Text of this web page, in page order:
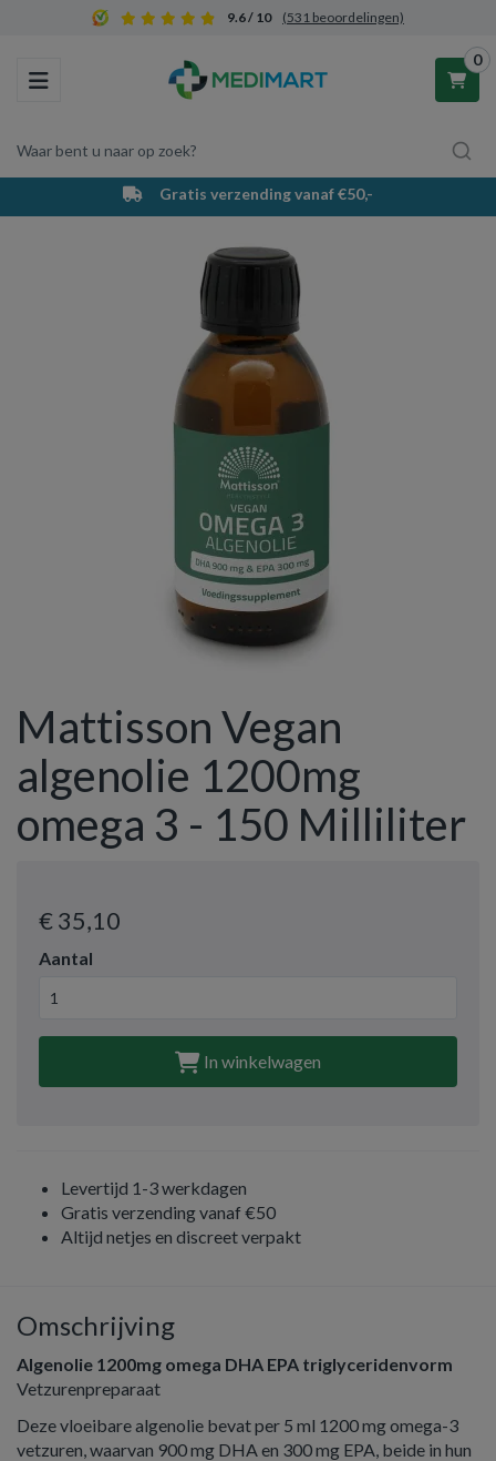
9.6 / 10 (531 beoordelingen)
Toggle navigation
Waar bent u naar op zoek?
0
Winkelwagen
Uw winkelwagen is leeg.
Vul hem met producten.
Gratis verzending vanaf €50,-
Mattisson Vegan
algenolie 1200mg
omega 3 - 150 Milliliter
€ 35,10
Aantal
In winkelwagen
Levertijd 1-3 werkdagen
Gratis verzending vanaf €50
Altijd netjes en discreet verpakt
Omschrijving
Algenolie 1200mg omega DHA EPA triglyceridenvorm
Vetzurenpreparaat
Deze vloeibare algenolie bevat per 5 ml 1200 mg omega-3
vetzuren, waarvan 900 mg DHA en 300 mg EPA, beide in hun